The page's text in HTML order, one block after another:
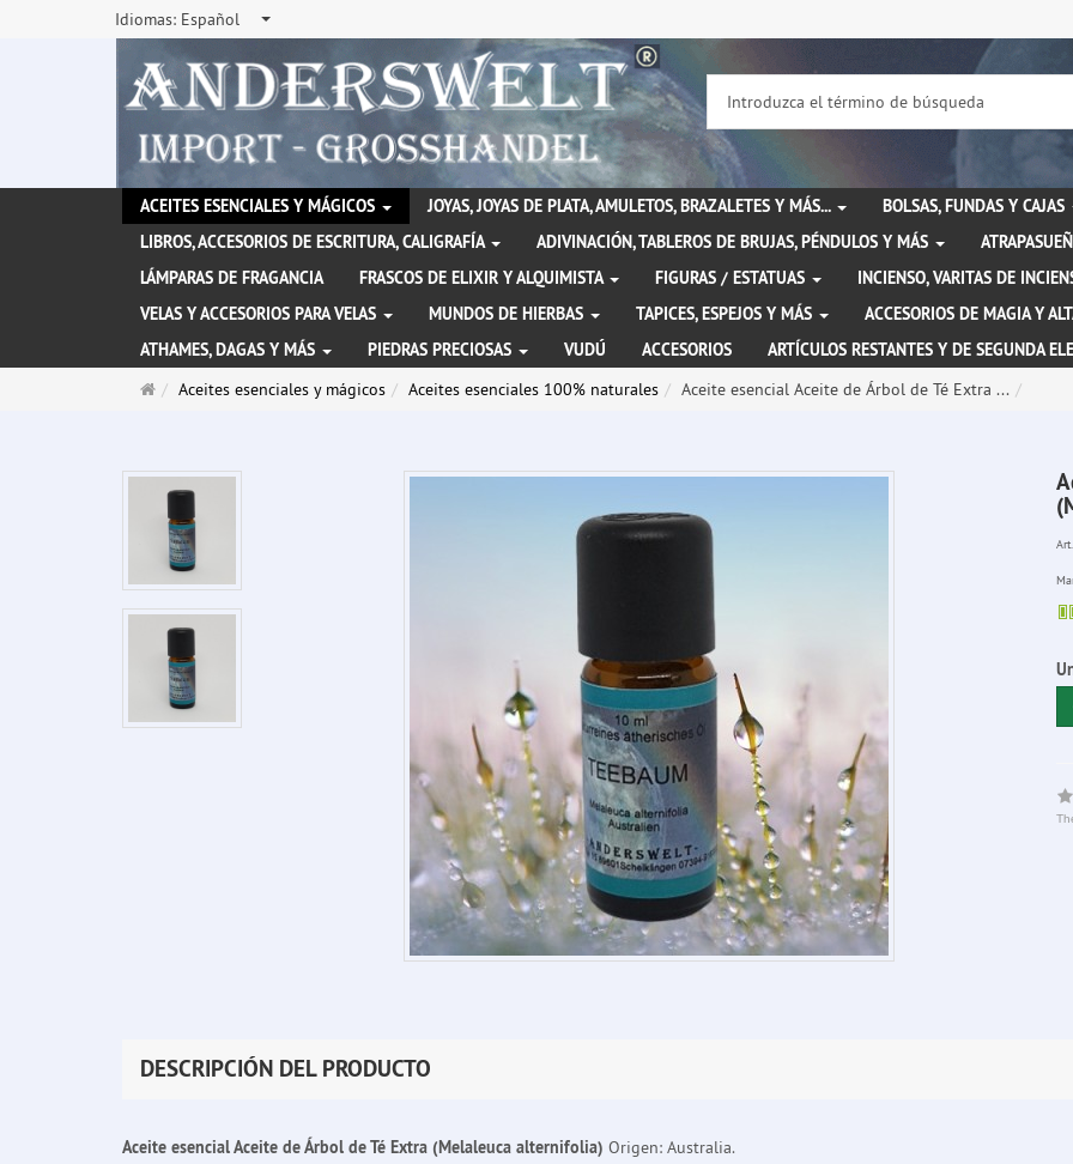
Idiomas: Español
ACEITES ESENCIALES Y MÁGICOS JOYAS, JOYAS DE PLATA, AMULETOS, BRAZALETES Y MÁS...
BOLSAS, FUNDAS Y CAJAS
LIBROS, ACCESORIOS DE ESCRITURA, CALIGRAFÍA
ADIVINACIÓN, TABLEROS DE BRUJAS, PÉNDULOS Y MÁS
LÁMPARAS DE FRAGANCIA
FRASCOS DE ELIXIR Y ALQUIMISTA FIGURAS / ESTATUAS
INCIENSO, VARITAS DE
VELAS Y ACCESORIOS PARA VELAS
MUNDOS DE HIERBAS TAPICES, ESPEJOS Y MÁS ACCESORIOS DE MAGIA Y
ATHAMES, DAGAS Y MÁS
PIEDRAS PRECIOSAS VUDÚ ACCESORIOS
ARTÍCULOS RESTANTES Y DE SEGUNDA
PáginaAceites esenciales y mágicos Aceites esenciales 100% naturales Aceite esencial Aceite de Árbol de Té Extra ...
DESCRIPCIÓN DEL PRODUCTO
Aceite esencial Aceite de Árbol de Té Extra (Melaleuca alternifolia) Origen: Australia.